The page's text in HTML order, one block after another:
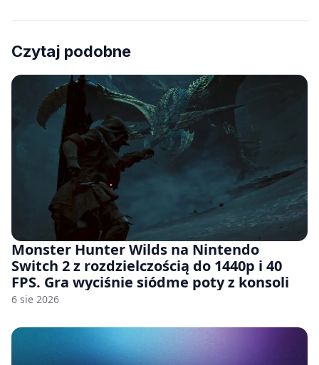
Czytaj podobne
Monster Hunter Wilds na Nintendo
Switch 2 z rozdzielczością do 1440p i 40
FPS. Gra wyciśnie siódme poty z konsoli
6 sie 2026